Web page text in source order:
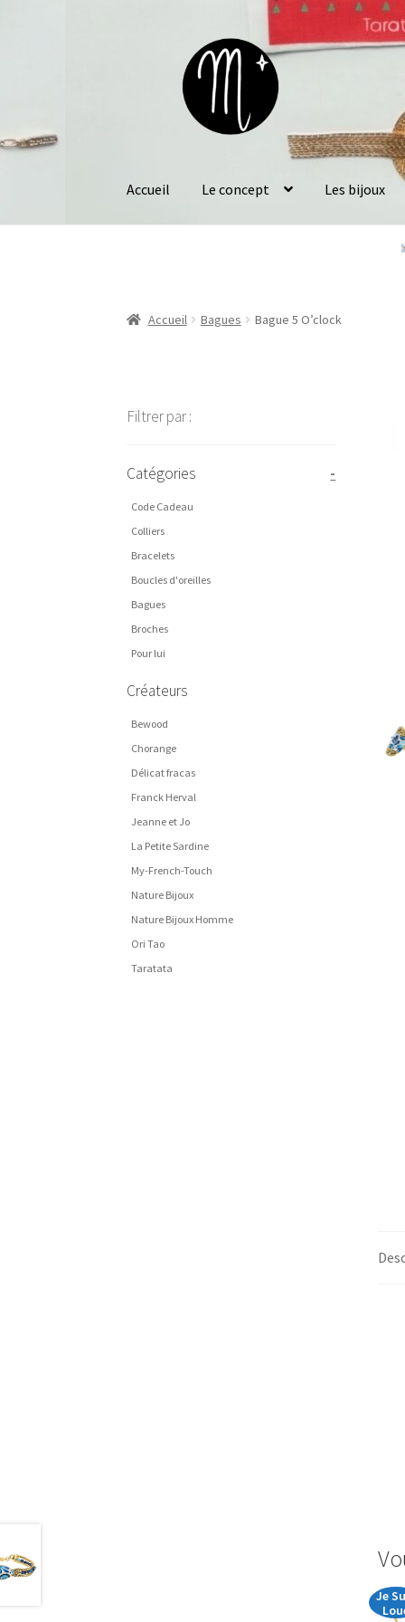
navigation
Accueil Le concept Les bijoux
Accueil Bagues Bague 5 O’clock
Je
Filtrer par :
Catégories -
Code Cadeau
Colliers
Bracelets
Boucles d'oreilles
Bagues
Broches
Pour lui
Créateurs
Bewood
Chorange
Délicat fracas
Franck Herval
Jeanne et Jo
La Petite Sardine
My-French-Touch
Nature Bijoux
Nature Bijoux Homme
Ori Tao
Taratata